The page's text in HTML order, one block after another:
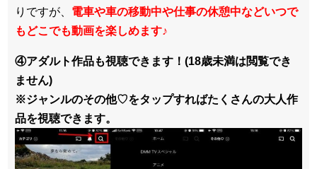
りですが、 電車や車の移動中や仕事の休憩中などいつで
もどこでも動画を楽しめます♪
④アダルト作品も視聴できます！(18歳未満は閲覧でき
ません)
※ジャンルのその他♡をタップすればたくさんの大人作
品を視聴できます。